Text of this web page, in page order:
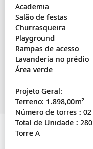
Academia
Salão de festas
Churrasqueira
Playground
Rampas de acesso
Lavanderia no prédio
Área verde
Projeto Geral:
Terreno: 1.898,00m²
Número de torres : 02
Total de Unidade : 280
Torre A